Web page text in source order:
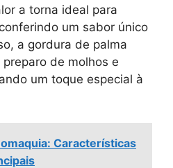
a torna ideal para
um sabor único
a gordura de palma
de molhos e
um toque especial à
Características